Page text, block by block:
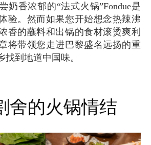
验。然而如果您开始想念热辣沸
香的蘸料和出锅的食材滚烫爽利
将带领您走进巴黎盛名远扬的重
找到地道中国味。
割舍的火锅情结